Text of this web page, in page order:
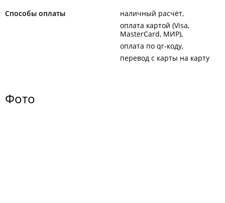
Способы оплаты
наличный расчёт
оплата картой (Visa,
MasterCard, МИР)
оплата по qr-коду
перевод с карты на карту
Фото